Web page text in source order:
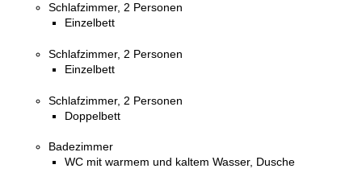
Schlafzimmer, 2 Personen
Einzelbett
Schlafzimmer, 2 Personen
Einzelbett
Schlafzimmer, 2 Personen
Doppelbett
Badezimmer
WC mit warmem und kaltem Wasser, Dusche